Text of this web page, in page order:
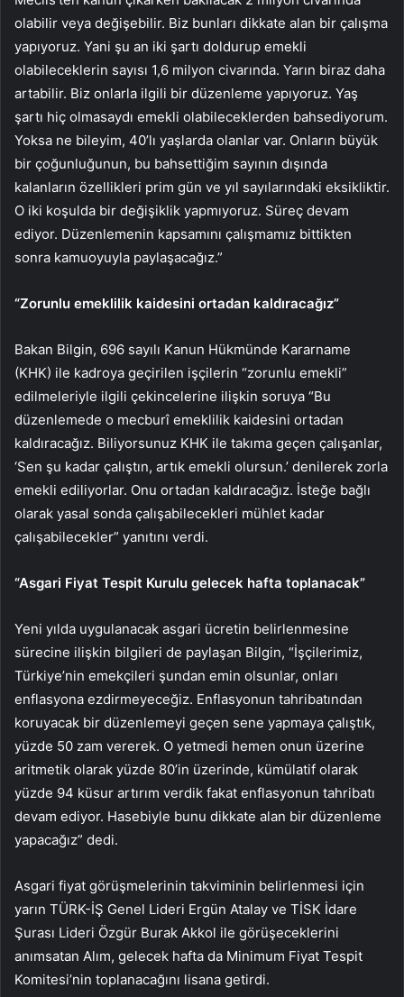
olabilir veya değişebilir. Biz bunları dikkate alan bir çalışma
yapıyoruz. Yani şu an iki şartı doldurup emekli
olabileceklerin sayısı 1,6 milyon civarında. Yarın biraz daha
artabilir. Biz onlarla ilgili bir düzenleme yapıyoruz. Yaş
şartı hiç olmasaydı emekli olabileceklerden bahsediyorum.
Yoksa ne bileyim, 40’lı yaşlarda olanlar var. Onların büyük
bir çoğunluğunun, bu bahsettiğim sayının dışında
kalanların özellikleri prim gün ve yıl sayılarındaki eksikliktir.
O iki koşulda bir değişiklik yapmıyoruz. Süreç devam
ediyor. Düzenlemenin kapsamını çalışmamız bittikten
sonra kamuoyuyla paylaşacağız.”
“Zorunlu emeklilik kaidesini ortadan kaldıracağız”
Bakan Bilgin, 696 sayılı Kanun Hükmünde Kararname
(KHK) ile kadroya geçirilen işçilerin “zorunlu emekli”
edilmeleriyle ilgili çekincelerine ilişkin soruya “Bu
düzenlemede o mecburî emeklilik kaidesini ortadan
kaldıracağız. Biliyorsunuz KHK ile takıma geçen çalışanlar,
‘Sen şu kadar çalıştın, artık emekli olursun.’ denilerek zorla
emekli ediliyorlar. Onu ortadan kaldıracağız. İsteğe bağlı
olarak yasal sonda çalışabilecekleri mühlet kadar
çalışabilecekler” yanıtını verdi.
“Asgari Fiyat Tespit Kurulu gelecek hafta toplanacak”
Yeni yılda uygulanacak asgari ücretin belirlenmesine
sürecine ilişkin bilgileri de paylaşan Bilgin, “İşçilerimiz,
Türkiye’nin emekçileri şundan emin olsunlar, onları
enflasyona ezdirmeyeceğiz. Enflasyonun tahribatından
koruyacak bir düzenlemeyi geçen sene yapmaya çalıştık,
yüzde 50 zam vererek. O yetmedi hemen onun üzerine
aritmetik olarak yüzde 80’in üzerinde, kümülatif olarak
yüzde 94 küsur artırım verdik fakat enflasyonun tahribatı
devam ediyor. Hasebiyle bunu dikkate alan bir düzenleme
yapacağız” dedi.
Asgari fiyat görüşmelerinin takviminin belirlenmesi için
yarın TÜRK-İŞ Genel Lideri Ergün Atalay ve TİSK İdare
Şurası Lideri Özgür Burak Akkol ile görüşeceklerini
anımsatan Alım, gelecek hafta da Minimum Fiyat Tespit
Komitesi’nin toplanacağını lisana getirdi.